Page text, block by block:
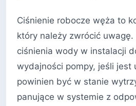
Ciśnienie robocze węża to
który należy zwrócić uwagę.
ciśnienia wody w instalacji
wydajności pompy, jeśli jest
powinien być w stanie
panujące w systemie z